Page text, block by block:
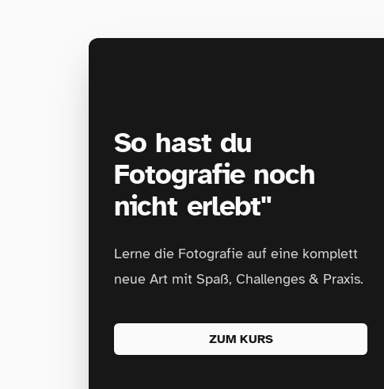
So hast du
Fotografie noch
nicht erlebt"
Lerne die Fotografie auf eine komplett
neue Art mit Spaß, Challenges & Praxis.
ZUM KURS